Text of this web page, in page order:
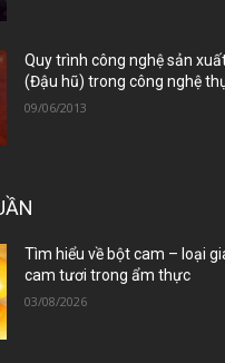
Quy trình công nghệ sản
(Đậu hũ) trong công nghệ
09/06/2013
Tìm hiểu về bột cam – loại
cam tươi trong ẩm thực
03/08/2026